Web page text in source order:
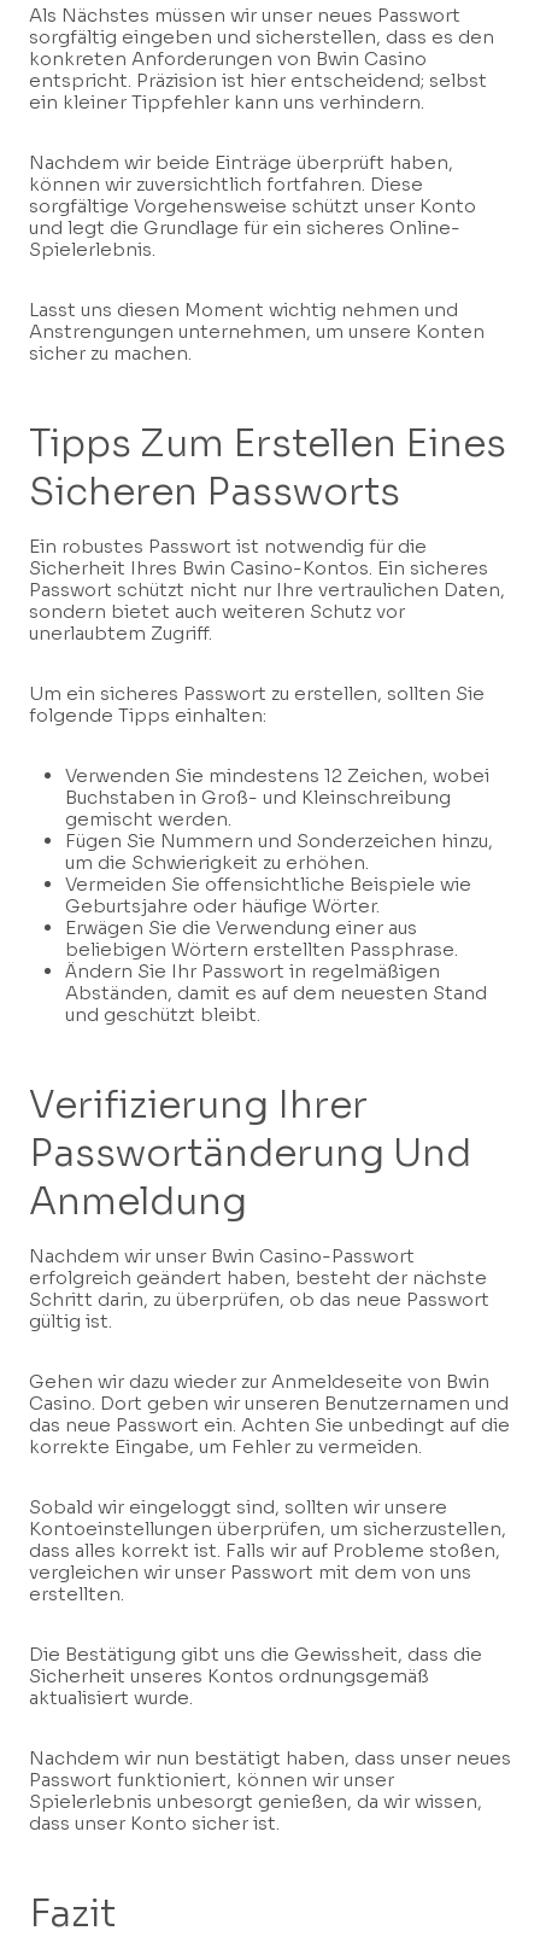
Als Nächstes müssen wir unser neues Passwort
sorgfältig eingeben und sicherstellen, dass es den
konkreten Anforderungen von Bwin Casino
entspricht. Präzision ist hier entscheidend; selbst
ein kleiner Tippfehler kann uns verhindern.
Nachdem wir beide Einträge überprüft haben,
können wir zuversichtlich fortfahren. Diese
sorgfältige Vorgehensweise schützt unser Konto
und legt die Grundlage für ein sicheres Online-
Spielerlebnis.
Lasst uns diesen Moment wichtig nehmen und
Anstrengungen unternehmen, um unsere Konten
sicher zu machen.
Tipps Zum Erstellen Eines
Sicheren Passworts
Ein robustes Passwort ist notwendig für die
Sicherheit Ihres Bwin Casino-Kontos. Ein sicheres
Passwort schützt nicht nur Ihre vertraulichen Daten,
sondern bietet auch weiteren Schutz vor
unerlaubtem Zugriff.
Um ein sicheres Passwort zu erstellen, sollten Sie
folgende Tipps einhalten:
Verwenden Sie mindestens 12 Zeichen, wobei
Buchstaben in Groß- und Kleinschreibung
gemischt werden.
Fügen Sie Nummern und Sonderzeichen hinzu,
um die Schwierigkeit zu erhöhen.
Vermeiden Sie offensichtliche Beispiele wie
Geburtsjahre oder häufige Wörter.
Erwägen Sie die Verwendung einer aus
beliebigen Wörtern erstellten Passphrase.
Ändern Sie Ihr Passwort in regelmäßigen
Abständen, damit es auf dem neuesten Stand
und geschützt bleibt.
Verifizierung Ihrer
Passwortänderung Und
Anmeldung
Nachdem wir unser Bwin Casino-Passwort
erfolgreich geändert haben, besteht der nächste
Schritt darin, zu überprüfen, ob das neue Passwort
gültig ist.
Gehen wir dazu wieder zur Anmeldeseite von Bwin
Casino. Dort geben wir unseren Benutzernamen und
das neue Passwort ein. Achten Sie unbedingt auf die
korrekte Eingabe, um Fehler zu vermeiden.
Sobald wir eingeloggt sind, sollten wir unsere
Kontoeinstellungen überprüfen, um sicherzustellen,
dass alles korrekt ist. Falls wir auf Probleme stoßen,
vergleichen wir unser Passwort mit dem von uns
erstellten.
Die Bestätigung gibt uns die Gewissheit, dass die
Sicherheit unseres Kontos ordnungsgemäß
aktualisiert wurde.
Nachdem wir nun bestätigt haben, dass unser neues
Passwort funktioniert, können wir unser
Spielerlebnis unbesorgt genießen, da wir wissen,
dass unser Konto sicher ist.
Fazit